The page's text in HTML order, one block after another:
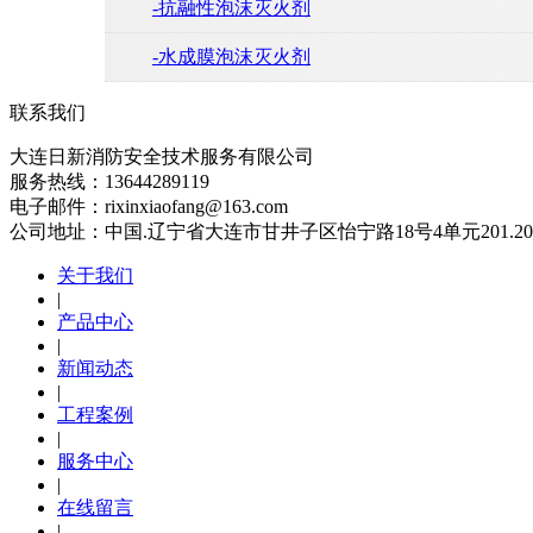
-抗融性泡沫灭火剂
-水成膜泡沫灭火剂
联系我们
大连日新消防安全技术服务有限公司
服务热线：13644289119
电子邮件：rixinxiaofang@163.com
公司地址：中国.辽宁省大连市甘井子区怡宁路18号4单元
关于我们
|
产品中心
|
新闻动态
|
工程案例
|
服务中心
|
在线留言